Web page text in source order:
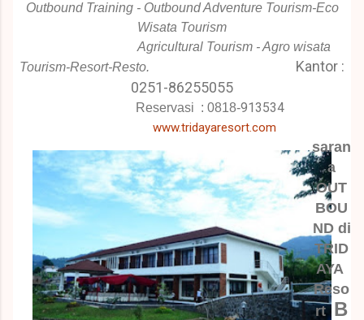
Outbound Training - Outbound Adventure Tourism-Eco
Wisata Tourism
Agricultural Tourism - Agro wisata
Tourism-Resort-Resto.
Kantor :
0251-86255055
Reservasi : 0818-913534
www.tridayaresort.com
saran
a
OUT
BOU
ND di
TRID
AYA
Reso
rt B